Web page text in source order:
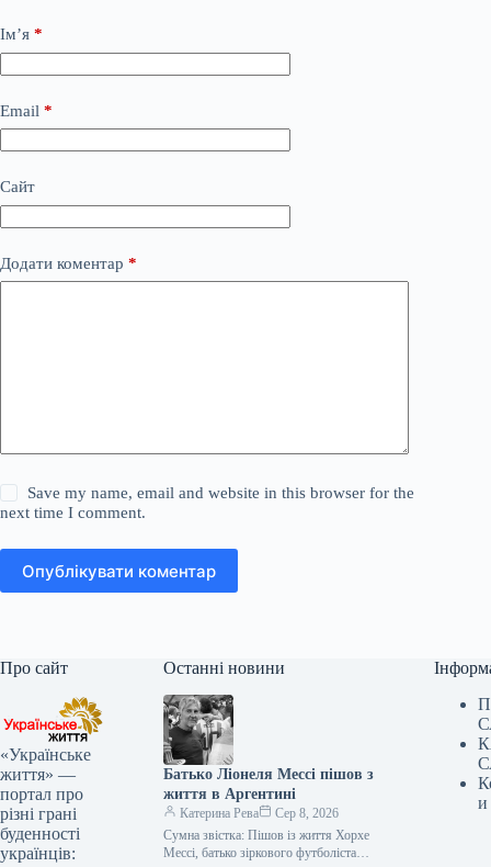
Ім’я *
Email *
Сайт
Додати коментар *
Save my name, email and website in this browser for the
next time I comment.
Опублікувати коментар
Про сайт
«Українське
життя» —
портал про
різні грані
буденності
українців:
Останні новини
Батько Ліонеля Мессі пішов з
життя в Аргентині
Катерина Рева
Сер 8, 2026
Сумна звістка: Пішов із життя Хорхе
Мессі, батько зіркового футболіста
и